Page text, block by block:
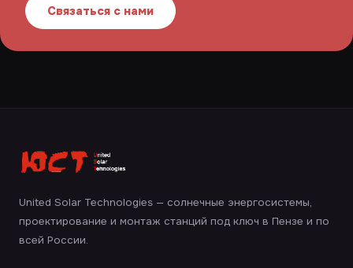
Связаться с нами
United Solar Technologies — солнечные энергосистемы,
проектирование и монтаж станций под ключ в Пензе и по
всей России.